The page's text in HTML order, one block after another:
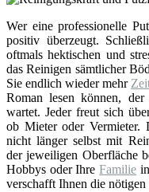
Wer eine professionelle
positiv überzeugt.
oftmals hektischen und
das Reinigen sämtlicher
Sie endlich wieder mehr
Roman lesen können,
wartet. Jeder freut sich
ob Mieter oder Vermieter.
nicht länger selbst mit
der jeweiligen Oberfläche
Hobbys oder IhreFamilie
verschafft Ihnen die